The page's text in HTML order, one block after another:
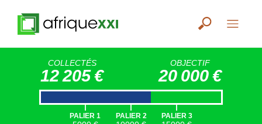
COLLECTÉS
12 205 €
OBJECTIF
20 000 €
|
PALIER 1
|
PALIER 2
|
PALIER 3